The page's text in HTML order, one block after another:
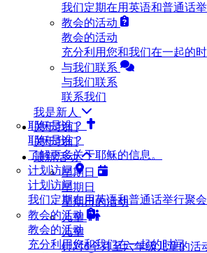
我们定期在用英语和普通话举
教会的活动
教会的活动
充分利用您和我们在一起的
与我们联系
与我们联系
联系我们
我是新人
耶稣是谁？
耶稣是谁？
了解更多关于耶稣的信息。
计划访问
计划访问
我们定期在用英语和普通话举行聚会
教会的活动
教会的活动
充分利用您和我们在一起的时间
关于我们
关于我们
最新活动
星期日
星期日
星期日的活动
儿童
儿童
针对6个月至六年级儿童的活